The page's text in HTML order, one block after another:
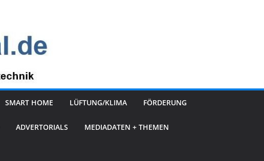
SMART HOME LÜFTUNG/KLIMA FÖRDERUNG
ADVERTORIALS MEDIADATEN + THEMEN